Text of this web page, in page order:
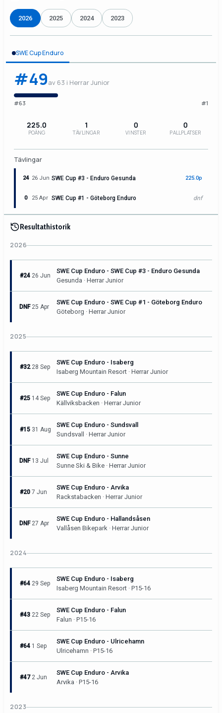
2026 2025 2024 2023
SWE Cup Enduro
#49av 63 i Herrar Junior
#63 #1
225.0
POÄNG
1
TÄVLINGAR
0
VINSTER
0
PALLPLATSER
Tävlingar
24 26 Jun SWE Cup #3 - Enduro Gesunda 225.0p
0 25 Apr SWE Cup #1 - Göteborg Enduro dnf
Resultathistorik
2026
#24 26 Jun
SWE Cup Enduro - SWE Cup #3 - Enduro Gesunda
Gesunda · Herrar Junior
DNF 25 Apr
SWE Cup Enduro - SWE Cup #1 - Göteborg Enduro
Göteborg · Herrar Junior
2025
#32 28 Sep
SWE Cup Enduro - Isaberg
Isaberg Mountain Resort · Herrar Junior
#25 14 Sep
SWE Cup Enduro - Falun
Källviksbacken · Herrar Junior
#15 31 Aug
SWE Cup Enduro - Sundsvall
Sundsvall · Herrar Junior
DNF 13 Jul
SWE Cup Enduro - Sunne
Sunne Ski & Bike · Herrar Junior
#20 7 Jun
SWE Cup Enduro - Arvika
Rackstabacken · Herrar Junior
DNF 27 Apr
SWE Cup Enduro - Hallandsåsen
Vallåsen Bikepark · Herrar Junior
2024
#64 29 Sep
SWE Cup Enduro - Isaberg
Isaberg Mountain Resort · P15-16
#43 22 Sep
SWE Cup Enduro - Falun
Falun · P15-16
#64 1 Sep
SWE Cup Enduro - Ulricehamn
Ulricehamn · P15-16
#47 2 Jun
SWE Cup Enduro - Arvika
Arvika · P15-16
2023